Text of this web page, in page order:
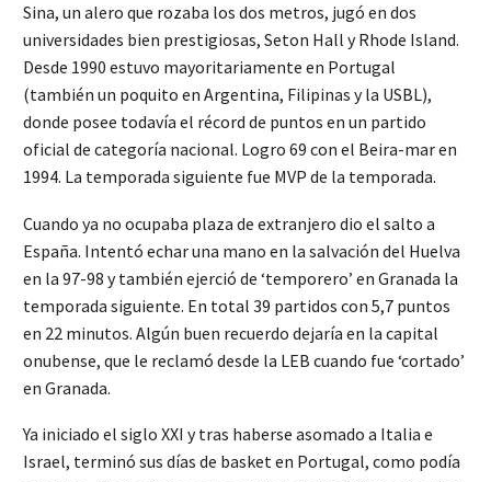
Sina, un alero que rozaba los dos metros, jugó en dos
universidades bien prestigiosas, Seton Hall y Rhode Island.
Desde 1990 estuvo mayoritariamente en Portugal
(también un poquito en Argentina, Filipinas y la USBL),
donde posee todavía el récord de puntos en un partido
oficial de categoría nacional. Logro 69 con el Beira-mar en
1994. La temporada siguiente fue MVP de la temporada.
Cuando ya no ocupaba plaza de extranjero dio el salto a
España. Intentó echar una mano en la salvación del Huelva
en la 97-98 y también ejerció de ‘temporero’ en Granada la
temporada siguiente. En total 39 partidos con 5,7 puntos
en 22 minutos. Algún buen recuerdo dejaría en la capital
onubense, que le reclamó desde la LEB cuando fue ‘cortado’
en Granada.
Ya iniciado el siglo XXI y tras haberse asomado a Italia e
Israel, terminó sus días de basket en Portugal, como podía